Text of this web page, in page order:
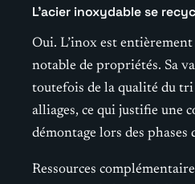
L’acier inoxydable se
Oui. L’inox est
notable de propriétés. Sa
toutefois de la qualité du tri
alliages, ce qui justifie une
démontage lors des phases
Ressources